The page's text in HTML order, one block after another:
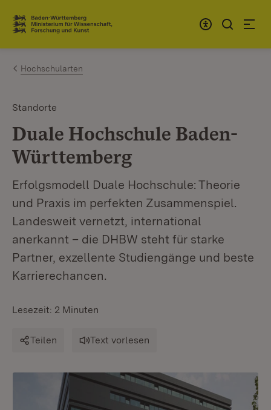
Zum Inhalt springen
Link zur Startseite
Hochschularten
Standorte
Duale Hochschule Baden-
Württemberg
Erfolgsmodell Duale Hochschule: Theorie
und Praxis im perfekten Zusammenspiel.
Landesweit vernetzt, international
anerkannt – die DHBW steht für starke
Partner, exzellente Studiengänge und beste
Karrierechancen.
Lesezeit: 2 Minuten
Teilen Text vorlesen